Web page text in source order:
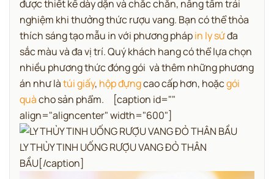
được thiết kế dày dặn và chắc chắn, nâng tầm trải
nghiệm khi thưởng thức rượu vang. Bạn có thể thỏa
thích sáng tạo mẫu in với phương phápin ly sứđa
sắc màu và đa vị trí.Quý khách hang có thể lựa chọn
nhiều phương thức đóng gói và thêm những phương
án như làtúi giấy, hộp đựngcao cấp hơn, hoặcgói
quàcho sản phẩm.
[caption id=""
align="aligncenter" width="600"]
LY THỦY TINH UỐNG RƯỢU VANG ĐỎ THÂN
BẦU[/caption]